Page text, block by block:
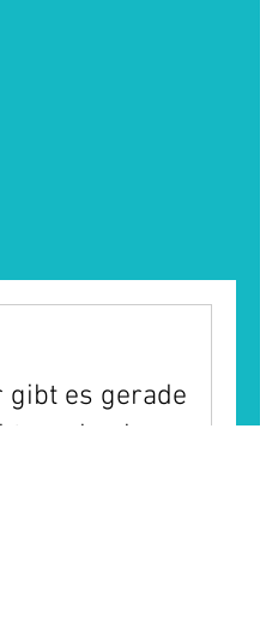
gibt es gerade
zu buchen.